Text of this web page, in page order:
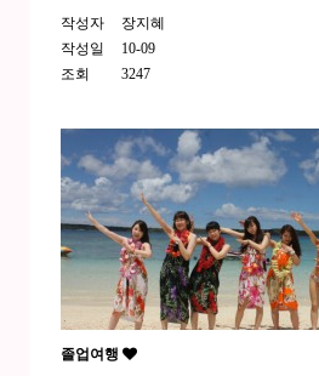
작성자
장지혜
작성일
10-09
조회
3247
졸업여행